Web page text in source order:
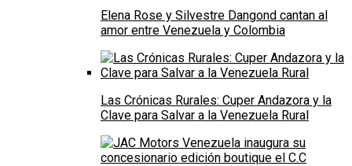
Elena Rose y Silvestre Dangond cantan al
amor entre Venezuela y Colombia
Las Crónicas Rurales: Cuper Andazora y la
Clave para Salvar a la Venezuela Rural